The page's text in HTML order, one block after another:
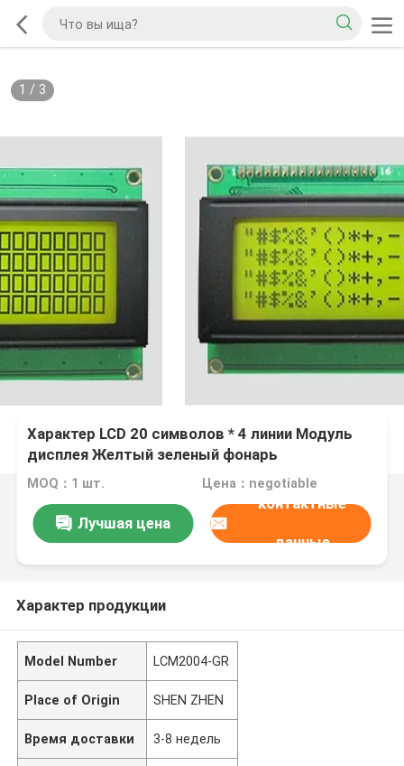
1 / 3
Характер LCD 20 символов * 4 линии Модуль
дисплея Желтый зеленый фонарь
Параллельный порт 5v
MOQ：1 шт. Цена：negotiable
Лучшая цена
контактные
данные
Характер продукции
Model Number LCM2004-GR
Place of Origin SHEN ZHEN
Время доставки 3-8 недель